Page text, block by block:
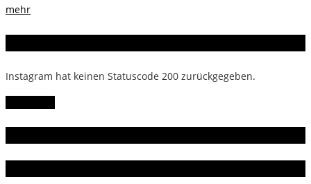
mehr
Instagram hat keinen Statuscode 200 zurückgegeben.